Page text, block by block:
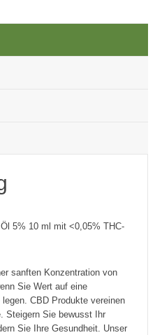
5% 10 ml mit <0,05% THC-
sanften Konzentration von
Sie Wert auf eine
CBD Produkte vereinen
Steigern Sie bewusst Ihr
Sie Ihre Gesundheit. Unser